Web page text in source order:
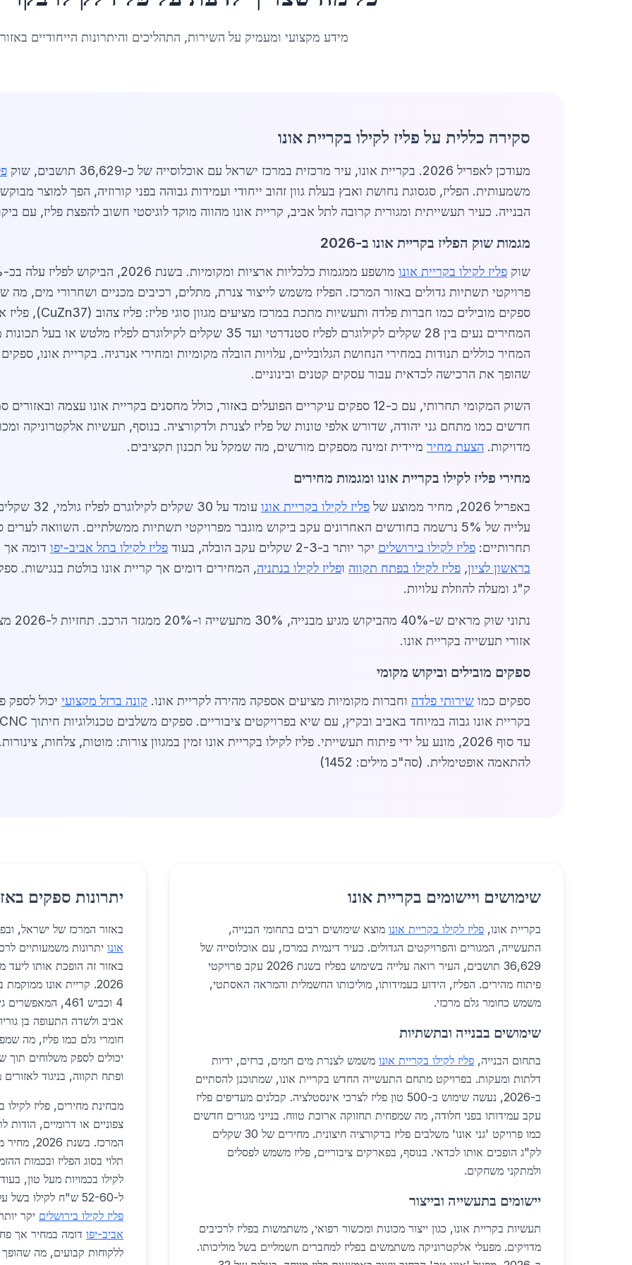
מידע מקצועי ומעמיק על השירות, התהליכים והיתרונות הייחודיים
סקירה כללית על פליז לקילו בקריית אונו
מעודכן לאפריל 2026. בקריית אונו, עיר מרכזית במרכז ישראל עם אוכלוסייה של כ-36,629 תושבים, שוק
משמעותית. הפליז, סגסוגת נחושת ואבץ בעלת גוון זהוב ייחודי ועמידות גבוהה בפני קורוזיה, הפך למוצר
הבנייה. כעיר תעשייתית ומגורית קרובה לתל אביב, קריית אונו מהווה מוקד לוגיסטי חשוב להפצת פליז, עם
מגמות שוק הפליז בקריית אונו ב-2026
שוק פליז לקילו בקריית אונו
פרויקטי תשתיות גדולים באזור המרכז. הפליז משמש לייצור צנרת, מתלים, רכיבים מכניים ושחרורי מים, מה
המחירים נעים בין 28 שקלים לקילוגרם לפליז סטנדרטי ועד 35 שקלים
המחיר כוללים תנודות במחירי הנחושת הגלובליים, עלויות הובלה מקומיות ומחירי אנרגיה. בקריית אונו,
שהופך את הרכישה לכדאית עבור עסקים קטנים ובינוניים.
השוק המקומי תחרותי, עם כ-12 ספקים עיקריים הפועלים באזור, כולל מחסנים בקריית אונו עצמה
חדשים כמו מתחם גני יהודה, שדורש אלפי טונות של פליז לצנרת ולדקורציה. בנוסף, תעשיות אלקטרוניקה
מדויקות. הצעת מחיר מיידית זמינה מספקים מורשים, מה שמקל על תכנון תקציבים.
מחירי פליז לקילו בקריית אונו ומגמות מחירים
באפריל 2026, מחיר ממוצע של
פליז לקילו בקריית אונו
עלייה של 5% נרשמה בחודשים האחרונים עקב ביקוש מוגבר מפרויקטי תשתיות ממשלתיים. השוואה
תחרותיים: פליז לקילו בירושלים יקר יותר ב-2-3 שקלים עקב הובלה, בעוד פליז לקילו בתל אביב-יפו דומה אך
בראשון לציון, פליז לקילו בפתח תקווה ופליז לקילו בנתניה
ק"ג ומעלה להוזלת עלויות.
אזורי תעשייה בקריית אונו.
ספקים מובילים וביקוש מקומי
ספקים כמו שירותי פלדה וחברות מקומיות מציעים אספקה מהירה לקריית אונו. קונה ברזל מקצועי יכול לספק
עד סוף 2026, מונע על ידי פיתוח תעשייתי. פליז לקילו בקריית אונו זמין במגוון צורות: מוטות, צלחות,
להתאמה אופטימלית. (סה"כ מילים: 1452)
שימושים ויישומים בקריית אונו
בקריית אונו, פליז לקילו בקריית אונו מוצא שימושים רבים בתחומי הבנייה,
התעשייה, המגורים והפרויקטים הגדולים. כעיר דינמית במרכז, עם אוכלוסייה של
36,629 תושבים, העיר רואה עלייה בשימוש בפליז בשנת 2026 עקב פרויקטי
פיתוח מהירים. הפליז, הידוע בעמידותו, מוליכותו החשמלית והמראה האסתטי,
משמש כחומר גלם מרכזי.
שימושים בבנייה ובתשתיות
בתחום הבנייה, פליז לקילו בקריית אונו משמש לצנרת מים חמים, ברזים, ידיות
דלתות ומעקות. בפרויקט מתחם התעשייה החדש בקריית אונו, שמתוכנן להסתיים
ב-2026, נעשה שימוש ב-500 טון פליז לצרכי אינסטלציה. קבלנים מעדיפים פליז
עקב עמידותו בפני חלודה, מה שמפחית תחזוקה ארוכת טווח. בנייני מגורים חדשים
כמו פרויקט 'גני אונו' משלבים פליז בדקורציה חיצונית. מחירים של 30 שקלים
לק"ג הופכים אותו לכדאי. בנוסף, בפארקים ציבוריים, פליז משמש לפסלים
ולמתקני משחקים.
יישומים בתעשייה ובייצור
תעשיות בקריית אונו, כגון ייצור מכונות ומכשור רפואי, משתמשות בפליז לרכיבים
מדויקים. מפעלי אלקטרוניקה משתמשים בפליז למחברים חשמליים בשל מוליכותו.
יתרונות ספקים
באזור המרכז של ישראל,
אונו יתרונות משמעותיים
באזור זה הופכת אותו ליעד
2026. קריית אונו
4 וכביש 461,
אביב ולשדה התעופה בן
חומרי גלם כמו פליז, מה
יכולים לספק משלוחים תוך
ופתח תקווה, בניגוד
צפוניים או דרומיים, הודות
לקילו בכמויות מעל טון,
ל-52-60 ש"ח לקילו בשל עלויות הובלה גבוהות יותר. השוואה ארצית מראה כי
פליז לקילו בירושלים יקר
אביב-יפו דומה במחיר אך
ללקוחות קבועים, מה